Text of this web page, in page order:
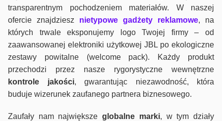
transparentnym pochodzeniem materiałów. W naszej
ofercie znajdziesz nietypowe gadżety reklamowe, na
których trwale eksponujemy logo Twojej firmy – od
zaawansowanej elektroniki użytkowej JBL po ekologiczne
zestawy powitalne (welcome pack). Każdy produkt
przechodzi przez nasze rygorystyczne wewnętrzne
kontrole jakości, gwarantując niezawodność, która
buduje wizerunek zaufanego partnera biznesowego.
Zaufały nam największeglobalne marki, w tym działy